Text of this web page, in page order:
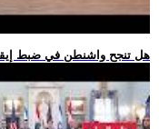
.. هل تنجح واشنطن في ضبط